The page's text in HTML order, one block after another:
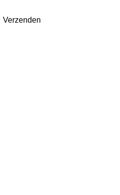
Verzenden